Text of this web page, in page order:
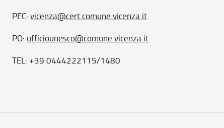
PEC: vicenza@cert.comune.vicenza.it
PO: ufficiounesco@comune.vicenza.it
TEL: +39 0444222115/1480